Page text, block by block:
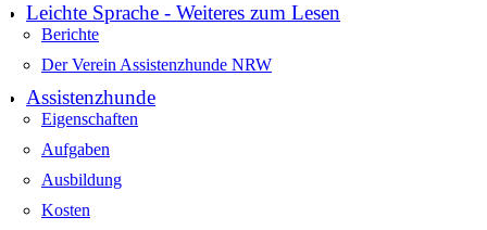
Leichte Sprache - Weiteres zum Lesen
Berichte
Der Verein Assistenzhunde NRW
Assistenzhunde
Eigenschaften
Aufgaben
Ausbildung
Kosten